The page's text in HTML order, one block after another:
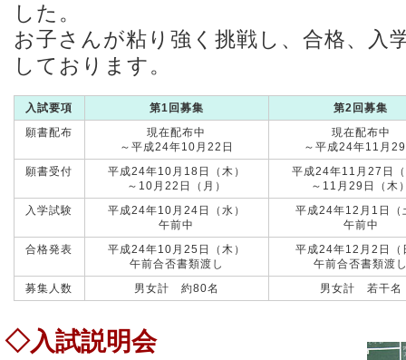
した。
お子さんが粘り強く挑戦し、合格、入
しております。
入試要項 第1回募集
第2回募集
願書配布
現在配布中
～平成24年10月22日
現在配布中
～平成24年11月
願書受付
平成24年10月18日（木）
～10月22日（月）
平成24年11月27日
～11月29日（木
入学試験
平成24年10月24日（水）
午前中
平成24年12月1日（
午前中
合格発表
平成24年10月25日（木）
午前合否書類渡し
平成24年12月2日（
午前合否書類渡
募集人数
男女計 約80名 男女計 若干名
◇入試説明会